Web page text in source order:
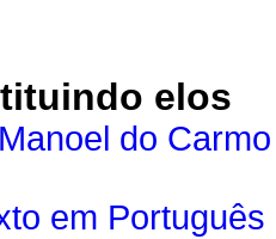
elos
do
em Português